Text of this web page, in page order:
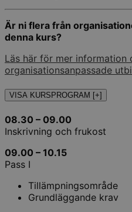
Är ni flera från
denna kurs?
Läs här för mer information
organisationsanpassade
VISA KURSPROGRAM [+]
08.30 – 09.00
Inskrivning och frukost
09.00 – 10.15
Pass I
Tillämpningsområde
Grundläggande krav